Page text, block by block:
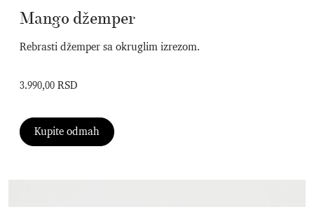
Mango džemper
Rebrasti džemper sa okruglim izrezom.
3.990,00 RSD
Kupite odmah